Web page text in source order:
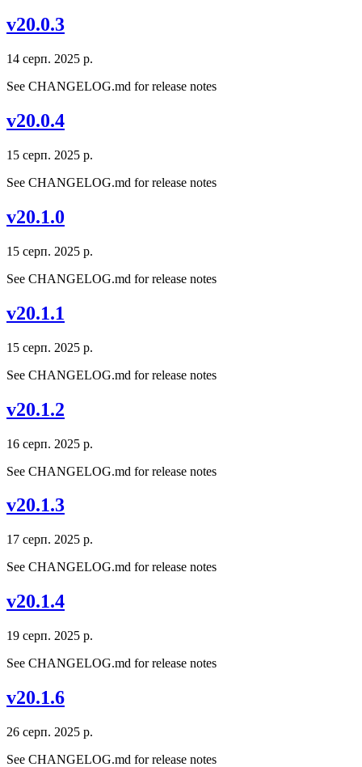
v20.0.3
14 серп. 2025 р.
See CHANGELOG.md for release notes
v20.0.4
15 серп. 2025 р.
See CHANGELOG.md for release notes
v20.1.0
15 серп. 2025 р.
See CHANGELOG.md for release notes
v20.1.1
15 серп. 2025 р.
See CHANGELOG.md for release notes
v20.1.2
16 серп. 2025 р.
See CHANGELOG.md for release notes
v20.1.3
17 серп. 2025 р.
See CHANGELOG.md for release notes
v20.1.4
19 серп. 2025 р.
See CHANGELOG.md for release notes
v20.1.6
26 серп. 2025 р.
See CHANGELOG.md for release notes